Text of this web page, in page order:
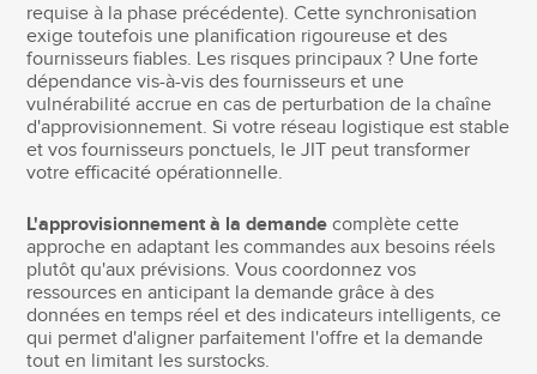
requise à la phase précédente). Cette synchronisation
exige toutefois une planification rigoureuse et des
fournisseurs fiables. Les risques principaux ? Une forte
dépendance vis-à-vis des fournisseurs et une
vulnérabilité accrue en cas de perturbation de la chaîne
d'approvisionnement. Si votre réseau logistique est stable
et vos fournisseurs ponctuels, le JIT peut transformer
votre efficacité opérationnelle.
L'approvisionnement à la demande complète cette
approche en adaptant les commandes aux besoins réels
plutôt qu'aux prévisions. Vous coordonnez vos
ressources en anticipant la demande grâce à des
données en temps réel et des indicateurs intelligents, ce
qui permet d'aligner parfaitement l'offre et la demande
tout en limitant les surstocks.